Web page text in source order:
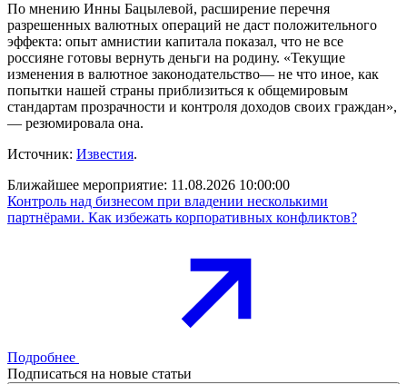
По мнению Инны Бацылевой, расширение перечня
разрешенных валютных операций не даст положительного
эффекта: опыт амнистии капитала показал, что не все
россияне готовы вернуть деньги на родину. «Текущие
изменения в валютное законодательство— не что иное, как
попытки нашей страны приблизиться к общемировым
стандартам прозрачности и контроля доходов своих граждан»,
— резюмировала она.
Источник: Известия.
Ближайшее мероприятие: 11.08.2026 10:00:00
Контроль над бизнесом при владении несколькими
партнёрами. Как избежать корпоративных конфликтов?
Подробнее
Подписаться на новые статьи